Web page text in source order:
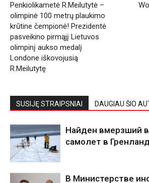
Penkiolikametė R.Meilutytė –
olimpinė 100 metrų plaukimo
krūtine čempionė! Prezidentė
pasveikino pirmąjį Lietuvos
olimpinį aukso medalį
Londone iškovojusią
R.Meilutytę
SUSIJĘ STRAIPSNIAI DAUGIAU ŠIO
Найден вмерзший
самолет в
В Министерстве